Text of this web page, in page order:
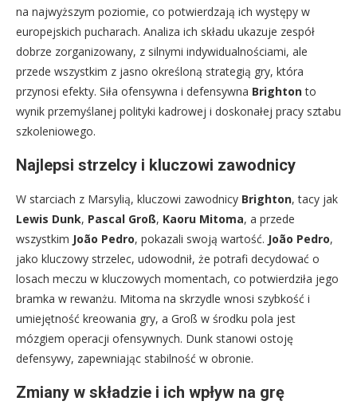
na najwyższym poziomie, co potwierdzają ich występy w
europejskich pucharach. Analiza ich składu ukazuje zespół
dobrze zorganizowany, z silnymi indywidualnościami, ale
przede wszystkim z jasno określoną strategią gry, która
przynosi efekty. Siła ofensywna i defensywna Brightonto
wynik przemyślanej polityki kadrowej i doskonałej pracy sztabu
szkoleniowego.
Najlepsi strzelcy i kluczowi zawodnicy
W starciach z Marsylią, kluczowi zawodnicy Brighton, tacy jak
Lewis Dunk, Pascal Groß, Kaoru Mitoma, a przede
wszystkim João Pedro, pokazali swoją wartość. João Pedro,
jako kluczowy strzelec, udowodnił, że potrafi decydować o
losach meczu w kluczowych momentach, co potwierdziła jego
bramka w rewanżu. Mitoma na skrzydle wnosi szybkość i
umiejętność kreowania gry, a Groß w środku pola jest
mózgiem operacji ofensywnych. Dunk stanowi ostoję
defensywy, zapewniając stabilność w obronie.
Zmiany w składzie i ich wpływ na grę